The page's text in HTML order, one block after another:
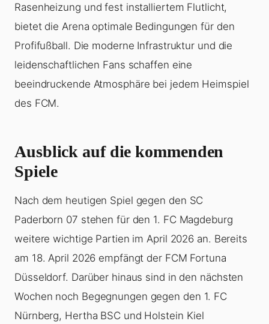
Rasenheizung und fest installiertem Flutlicht,
bietet die Arena optimale Bedingungen für den
Profifußball. Die moderne Infrastruktur und die
leidenschaftlichen Fans schaffen eine
beeindruckende Atmosphäre bei jedem Heimspiel
des FCM.
Ausblick auf die kommenden
Spiele
Nach dem heutigen Spiel gegen den SC
Paderborn 07 stehen für den 1. FC Magdeburg
weitere wichtige Partien im April 2026 an. Bereits
am 18. April 2026 empfängt der FCM Fortuna
Düsseldorf. Darüber hinaus sind in den nächsten
Wochen noch Begegnungen gegen den 1. FC
Nürnberg, Hertha BSC und Holstein Kiel